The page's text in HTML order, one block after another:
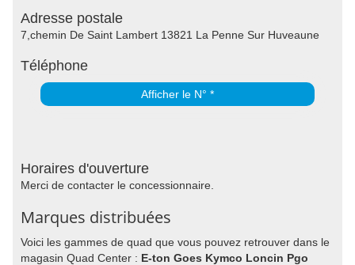
Adresse postale
7,chemin De Saint Lambert 13821 La Penne Sur Huveaune
Téléphone
Afficher le N° *
Horaires d'ouverture
Merci de contacter le concessionnaire.
Marques distribuées
Voici les gammes de quad que vous pouvez retrouver dans le
magasin Quad Center : E-ton Goes Kymco Loncin Pgo